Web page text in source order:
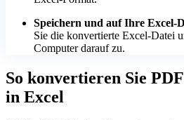
Speichern und auf Ihre Excel-
Sie die konvertierte Excel-Datei
Computer darauf zu.
So konvertieren Sie
in Excel